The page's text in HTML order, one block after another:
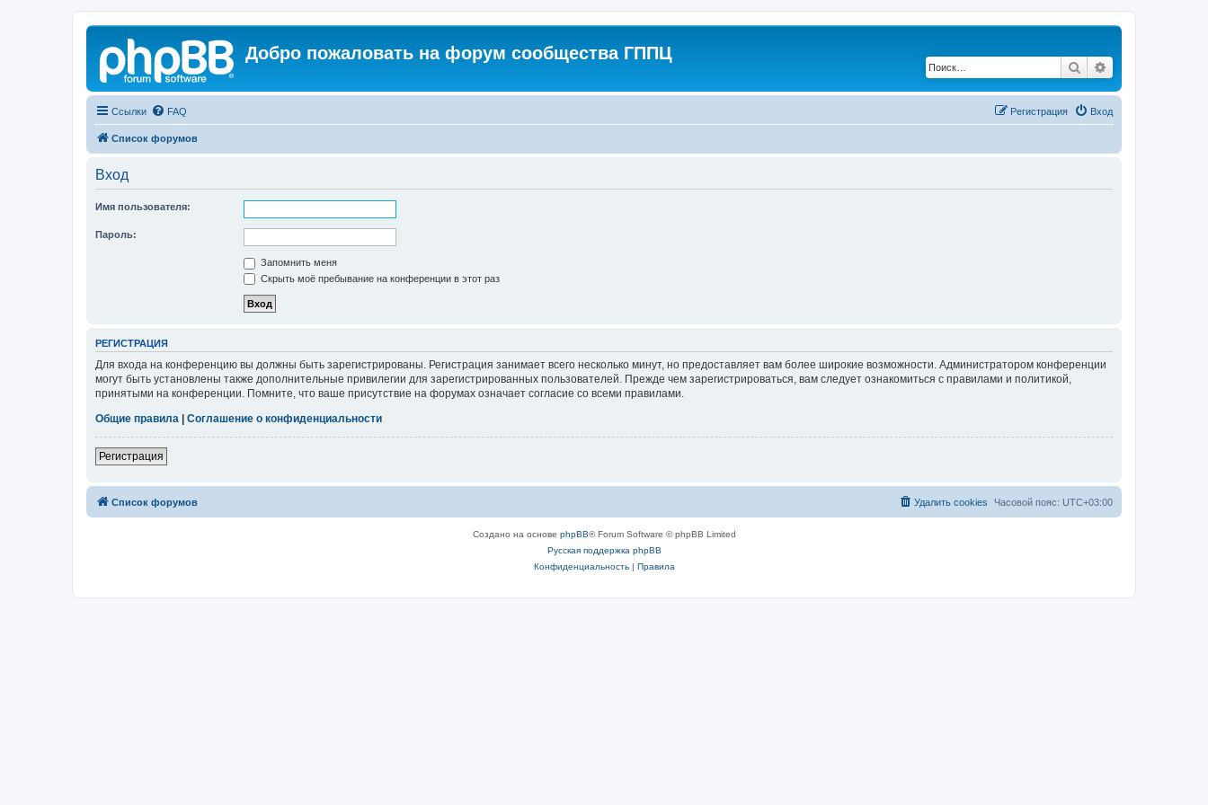
Добро пожаловать на форум сообщества ГППЦ
Поиск
Ссылки FAQ Вход
Регистрация
Список форумов
Вход
Имя пользователя:
Пароль:
Запомнить меня
Скрыть моё пребывание на конференции в этот раз
РЕГИСТРАЦИЯ
Для входа на конференцию вы должны быть зарегистрированы. Регистрация занимает всего несколько минут, но предоставляет вам более широкие возможности. Администратором конференции
могут быть установлены также дополнительные привилегии для зарегистрированных пользователей. Прежде чем зарегистрироваться, вам следует ознакомиться с правилами и политикой,
принятыми на конференции. Помните, что ваше присутствие на форумах означает согласие со всеми правилами.
Общие правила | Соглашение о конфиденциальности
Регистрация
Список форумов Часовой пояс: UTC+03:00
Удалить cookies
Создано на основе phpBB® Forum Software © phpBB Limited
Русская поддержка phpBB
Конфиденциальность| Правила